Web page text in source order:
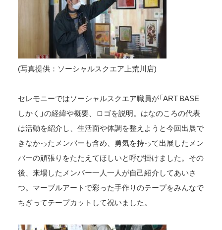
(写真提供：ソーシャルスクエア上荒川店)
セレモニーではソーシャルスクエア職員が「ART BASE
しかく」の経緯や概要、ロゴを説明。はなのころの代表
は活動を紹介し、生活面や体調を整えようと今回出展で
きなかったメンバーも含め、勇気を持って出展したメン
バーの頑張りをたたえてほしいと呼び掛けました。その
後、来場したメンバー一人一人が自己紹介してあいさ
つ。マーブルアートで彩った手作りのテープをみんなで
ちぎってテープカットして祝いました。